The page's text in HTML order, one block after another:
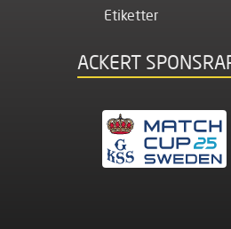
Etiketter
ACKERT